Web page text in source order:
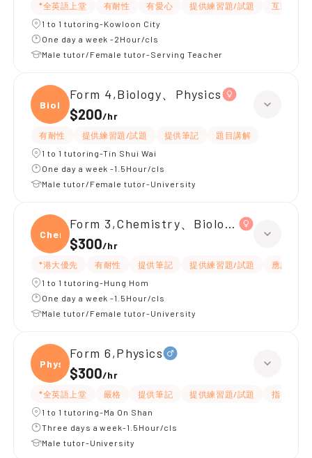
*全英語上堂 有耐性 有愛心 提供練習題/試題
互動教學
1 to 1 tutoring-Kowloon City
One day a week -2Hour/cls
Male tutor/Female tutor-Serving Teacher
Biolo
Form 4,Biology、Physics
$200/hr
有耐性 提供練習題/試題 提供筆記
題目講解
1 to 1 tutoring-Tin Shui Wai
One day a week -1.5Hour/cls
Male tutor/Female tutor-University
Chemi
Form 3,Chemistry、Biology、Physics
$300/hr
*港大優先 有耐性 提供筆記 提供練習題/試題
應試策略
1 to 1 tutoring-Hung Hom
One day a week -1.5Hour/cls
Male tutor/Female tutor-University
Physi
Form 6,Physics
$300/hr
*全英語上堂 嚴格 提供筆記 提供練習題/試題
指導功課
1 to 1 tutoring-Ma On Shan
Three days a week-1.5Hour/cls
Male tutor-University